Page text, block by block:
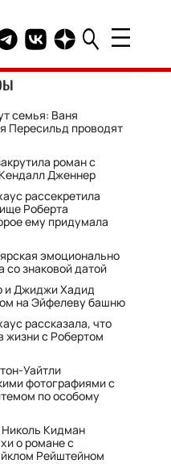
канал HELLO
Группа HELLO
Канал HELLO в
семья: Ваня
Пересильд проводят
роман с
Дженнер
рассекретила
Роберта
ему придумала
эмоционально
со знаковой датой
и Джиджи Хадид
на Эйфелеву башню
рассказала, что
жизни с Робертом
Уайтли
фотографиями с
по особому
Кидман
о романе с
Рейштейном